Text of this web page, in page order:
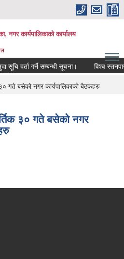
नगर कार्यपालिकाको कार्यालय
सूचि दर्ता गर्ने सम्बन्धी सूचना। विश्व
गते बसेको नगर कार्यपालिकाको बैठकहरु
३० गते बसेको नगर